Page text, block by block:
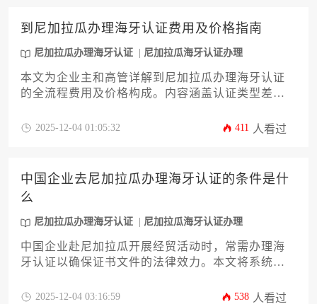
尼加拉瓜海牙认证，规避潜在风险。
到尼加拉瓜办理海牙认证费用及价格指南
尼加拉瓜办理海牙认证 尼加拉瓜海牙认证办理
本文为企业主和高管详解到尼加拉瓜办理海牙认证
的全流程费用及价格构成。内容涵盖认证类型差
本，并提供节省支出的实用策略。文章旨在帮助企
2025-12-04 01:05:32 411 人看过
中国企业去尼加拉瓜办理海牙认证的条件是什
么
尼加拉瓜办理海牙认证 尼加拉瓜海牙认证办理
中国企业赴尼加拉瓜开展经贸活动时，常需办理海
牙认证以确保证书文件的法律效力。本文将系统解
流程步骤及常见风险防控措施，助力企业高效完成
2025-12-04 03:16:59 538 人看过